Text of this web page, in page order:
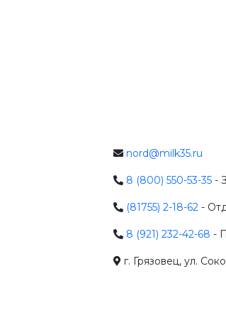
nord@milk35.ru
8 (800) 550-53-35 -
(81755) 2-18-62 -
8 (921) 232-42-68 -
г. Грязовец, ул.